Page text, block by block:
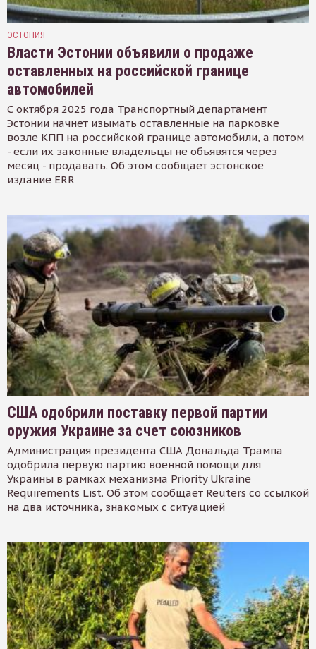
ЭСТОНИЯ
Власти Эстонии объявили о продаже
оставленных на российской границе
автомобилей
С октября 2025 года Транспортный департамент
Эстонии начнет изымать оставленные на парковке
возле КПП на российской границе автомобили, а потом
- если их законные владельцы не объявятся через
месяц - продавать. Об этом сообщает эстонское
издание ERR
США одобрили поставку первой партии
оружия Украине за счет союзников
Администрация президента США Дональда Трампа
одобрила первую партию военной помощи для
Украины в рамках механизма Priority Ukraine
Requirements List. Об этом сообщает Reuters со ссылкой
на два источника, знакомых с ситуацией